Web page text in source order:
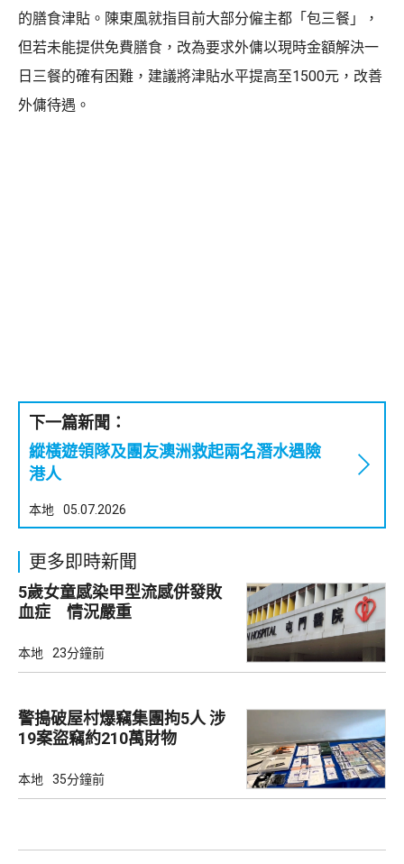
的膳食津貼。陳東風就指目前大部分僱主都「包三餐」，
但若未能提供免費膳食，改為要求外傭以現時金額解決一
日三餐的確有困難，建議將津貼水平提高至1500元，改善
外傭待遇。
下一篇新聞：
縱橫遊領隊及團友澳洲救起兩名潛水遇險
港人
本地 05.07.2026
更多即時新聞
5歲女童感染甲型流感併發敗
血症 情況嚴重
本地 23分鐘前
警搗破屋村爆竊集團拘5人 涉
19案盜竊約210萬財物
本地 35分鐘前